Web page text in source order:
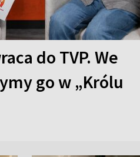
do TVP. We
go w „Królu